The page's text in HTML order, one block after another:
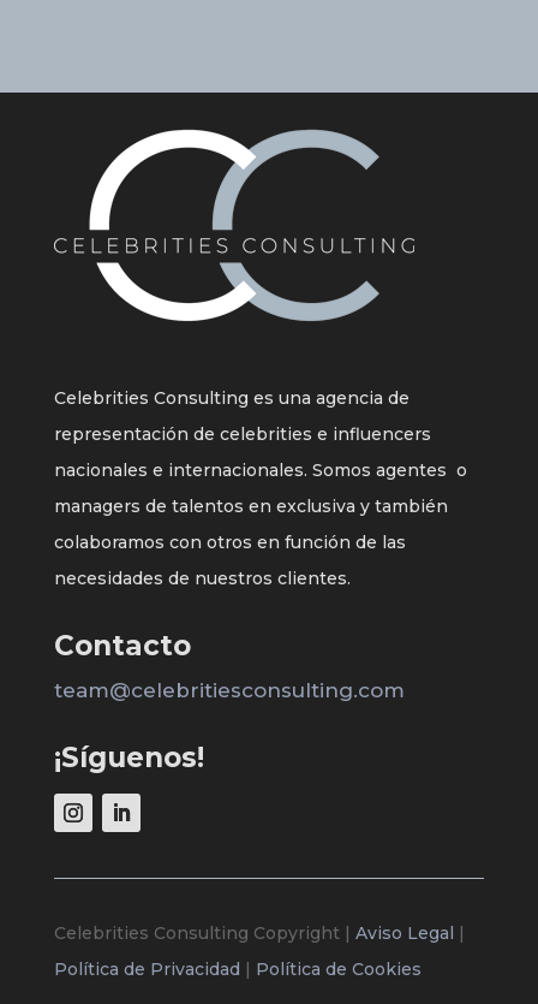
Celebrities Consulting es una agencia de
representación de celebrities e influencers
nacionales e internacionales. Somos agentes o
managers de talentos en exclusiva y también
colaboramos con otros en función de las
necesidades de nuestros clientes.
Contacto
team@celebritiesconsulting.com
¡Síguenos!
Celebrities Consulting Copyright | Aviso Legal |
Política de Privacidad | Política de Cookies